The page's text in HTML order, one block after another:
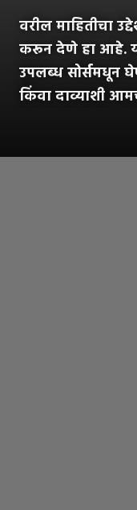
वरील माहितीचा
करून देणे हा आहे.
उपलब्ध सोर्समधून
किंवा दाव्याशी